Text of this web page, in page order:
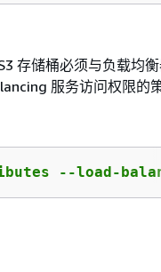
存储桶必须与负载均
服务访问权限的策
--load-